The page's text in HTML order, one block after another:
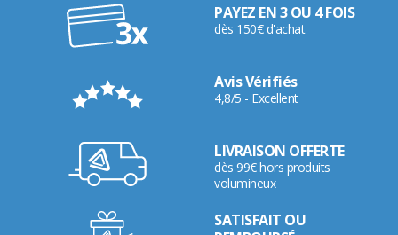
PAYEZ EN 3 OU 4 FOIS
dès 150€ d'achat
Avis Vérifiés
4,8/5 - Excellent
LIVRAISON OFFERTE
dès 99€ hors produits
volumineux
SATISFAIT OU